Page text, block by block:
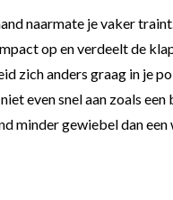
naarmate je vaker
op en verdeelt de
zich anders graag in je
even snel aan zoals
minder gewiebel dan